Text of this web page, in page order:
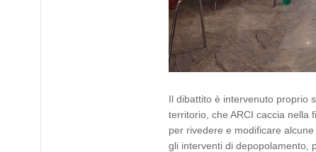
Il dibattito è intervenuto proprio
territorio, che ARCI caccia nella
per rivedere e modificare
gli interventi di depopolamento,